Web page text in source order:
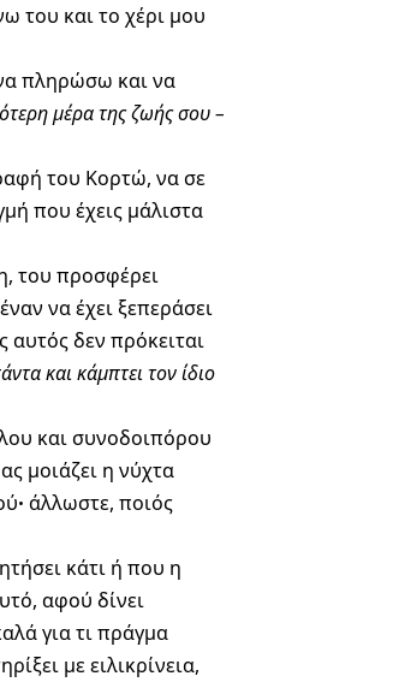
του και το χέρι μου
πληρώσω και να
μέρα της ζωής σου –
του Κορτώ, να σε
που έχεις μάλιστα
του προσφέρει
να έχει ξεπεράσει
αυτός δεν πρόκειται
και κάμπτει τον ίδιο
και συνοδοιπόρου
μοιάζει η νύχτα
άλλωστε, ποιός
κάτι ή που η
αφού δίνει
για τι πράγμα
με ειλικρίνεια,